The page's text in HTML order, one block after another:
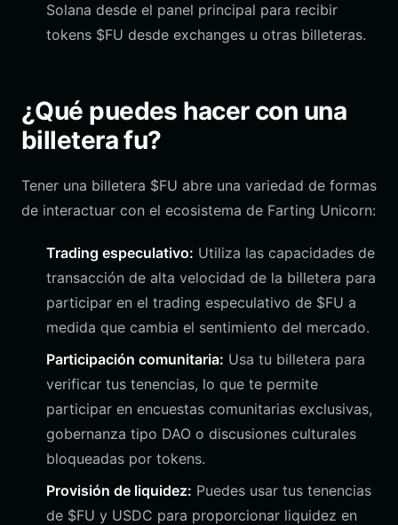
Solana desde el panel principal para recibir
tokens $FU desde exchanges u otras billeteras.
¿Qué puedes hacer con una
billetera fu?
Tener una billetera $FU abre una variedad de formas
de interactuar con el ecosistema de Farting Unicorn:
Trading especulativo: Utiliza las capacidades de
transacción de alta velocidad de la billetera para
participar en el trading especulativo de $FU a
medida que cambia el sentimiento del mercado.
Participación comunitaria: Usa tu billetera para
verificar tus tenencias, lo que te permite
participar en encuestas comunitarias exclusivas,
gobernanza tipo DAO o discusiones culturales
bloqueadas por tokens.
Provisión de liquidez: Puedes usar tus tenencias
de $FU y USDC para proporcionar liquidez en